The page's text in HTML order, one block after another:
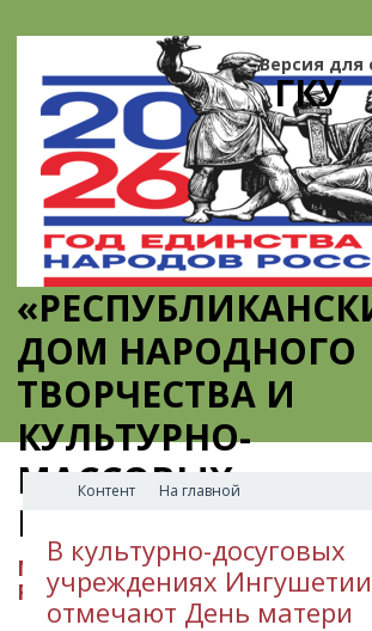
ГКУ
ДОМ НАРОДНОГО
ТВОРЧЕСТВА И
КУЛЬТУРНО-
МАССОВЫХ
МЕРОПРИЯТИЙ»
МИНИСТЕРСТВО КУЛЬТУРЫ
РЕСПУБЛИКИ ИНГУШЕТИЯ
Версия
Контент На главной
В культурно-досуговых
учреждениях Ингушетии
отмечают День матери